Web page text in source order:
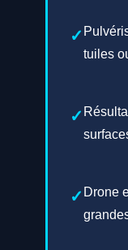
tuiles
Drone